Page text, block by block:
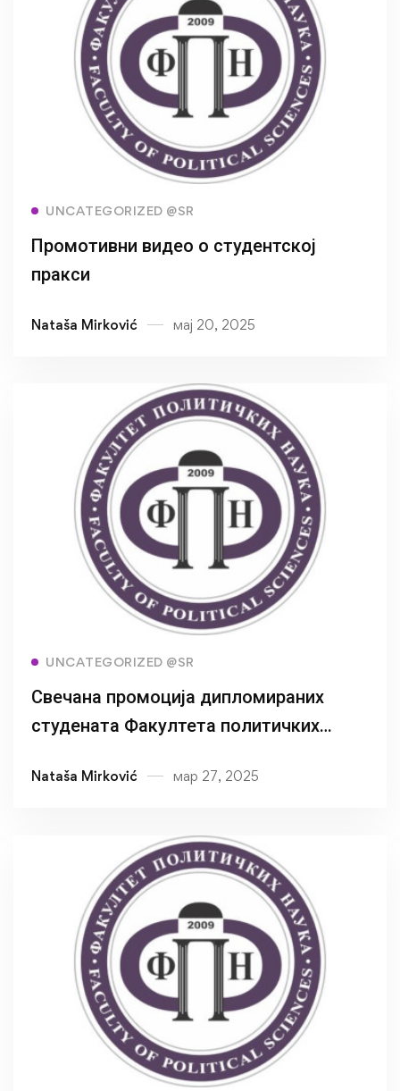
UNCATEGORIZED @SR
Промотивни видео о студентској
пракси
Nataša Mirković мај 20, 2025
UNCATEGORIZED @SR
Свечана промоција дипломираних
студената Факултета политичких
Nataša Mirković мар 27, 2025